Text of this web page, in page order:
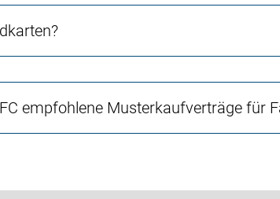
empfohlene Musterkaufverträge für